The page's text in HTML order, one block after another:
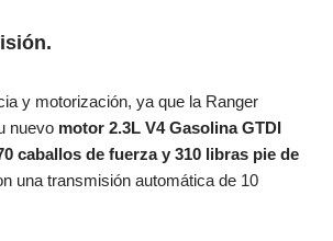
y motorización, ya que la Ranger
nuevo motor 2.3L V4 Gasolina GTDI
caballos de fuerza y 310 libras pie de
una transmisión automática de 10